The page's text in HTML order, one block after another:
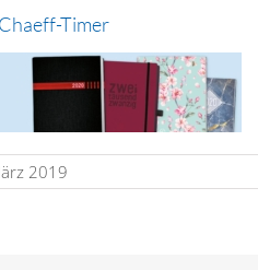
Timer
2019